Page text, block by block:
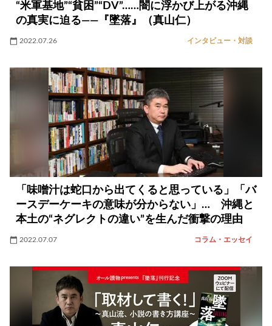
“米軍基地”“貧困”“DV”……闇に浮かび上がる沖縄
の真実に迫る――『墜落』（真山仁）
2022.07.26 インタビュー・対談
「味噌汁は蛇口から出てくると思っている」「バ
ースデーケーキの意味が分からない」… 沖縄と
本土の“ネグレクトの違い”を生んだ衝撃の理由
2022.07.07 コラム・エッセイ